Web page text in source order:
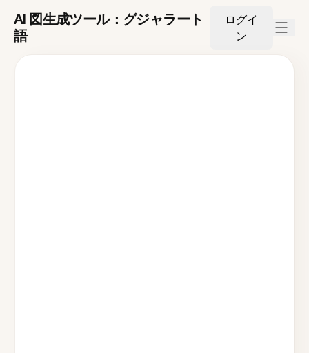
AI 図生成ツール：グジャラート
語
ログイ
ン